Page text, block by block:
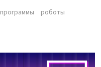
программы
роботы